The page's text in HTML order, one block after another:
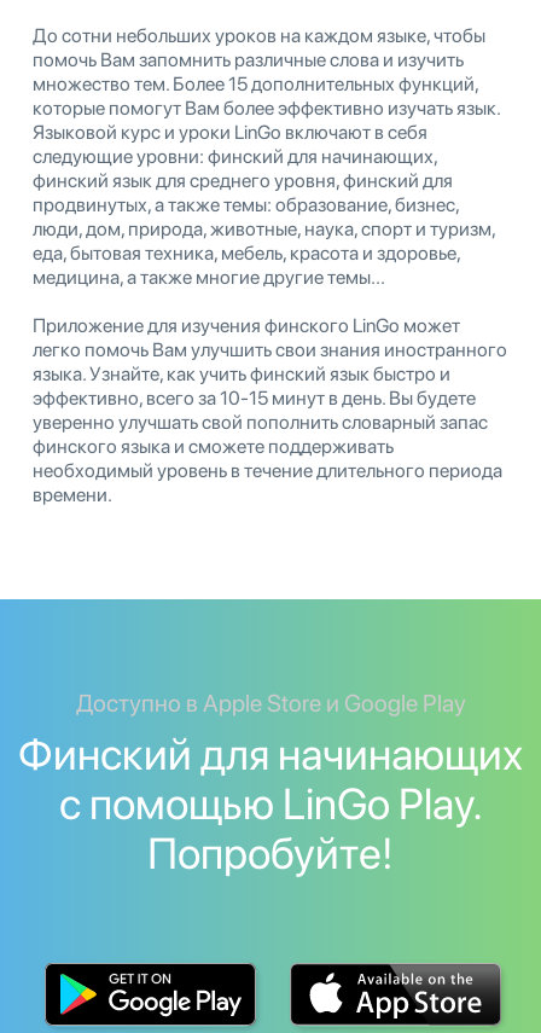
До сотни небольших уроков на каждом языке, чтобы
помочь Вам запомнить различные слова и изучить
множество тем. Более 15 дополнительных функций,
которые помогут Вам более эффективно изучать язык.
Языковой курс и уроки LinGo включают в себя
следующие уровни: финский для начинающих,
финский язык для среднего уровня, финский для
продвинутых, а также темы: образование, бизнес,
люди, дом, природа, животные, наука, спорт и туризм,
еда, бытовая техника, мебель, красота и здоровье,
медицина, а также многие другие темы...
Приложение для изучения финского LinGo может
легко помочь Вам улучшить свои знания иностранного
языка. Узнайте, как учить финский язык быстро и
эффективно, всего за 10-15 минут в день. Вы будете
уверенно улучшать свой пополнить словарный запас
финского языка и сможете поддерживать
необходимый уровень в течение длительного периода
времени.
Доступно в Apple Store и Google Play
Финский для начинающих
с помощью LinGo Play.
Попробуйте!